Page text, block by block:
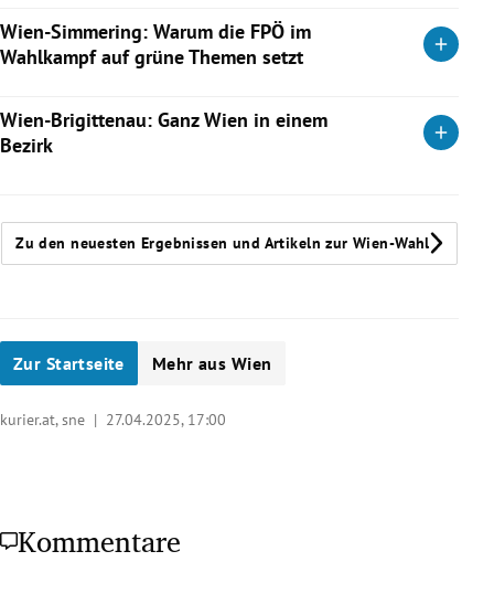
Nummer 1 sind: Bildung, Integration und Sicherheit umsorgt
hier die pinke Kernklientel.
Weiterlesen
Wien-Simmering: Warum die FPÖ im
Wahlkampf auf grüne Themen setzt
blaue Spitzenkandidat will den Bezirksvorsteherposten
zurückerobern.
Wien-Brigittenau: Ganz Wien in einem
Bezirk
Letzteren gehört das Großprojekt Nordwestbahnhof.
Zu den neuesten Ergebnissen und Artikeln zur Wien-Wahl
Zur Startseite Mehr aus Wien
kurier.at, sne | 27.04.2025, 17:00
Kommentare